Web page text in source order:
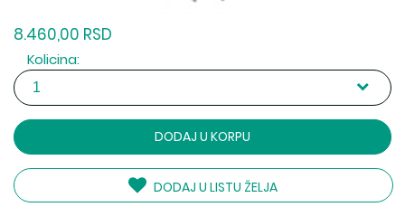
8.460,00 RSD
Kolicina:
DODAJ U KORPU
DODAJ U LISTU ŽELJA